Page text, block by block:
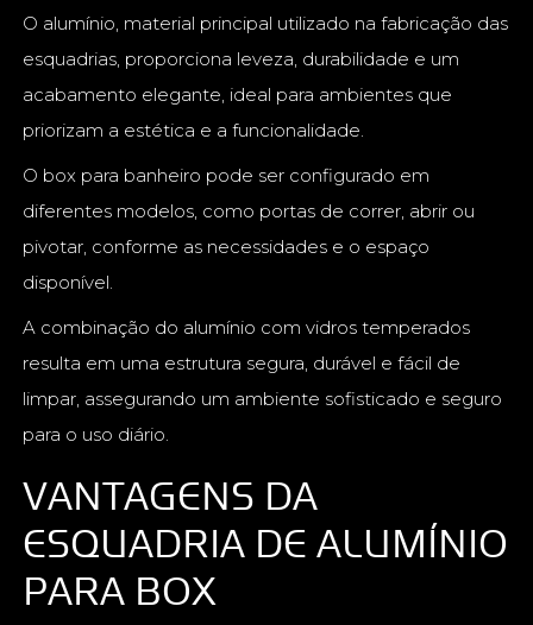
O alumínio, material principal utilizado na fabricação das
esquadrias, proporciona leveza, durabilidade e um
acabamento elegante, ideal para ambientes que
priorizam a estética e a funcionalidade.
O box para banheiro pode ser configurado em
diferentes modelos, como portas de correr, abrir ou
pivotar, conforme as necessidades e o espaço
disponível.
A combinação do alumínio com vidros temperados
resulta em uma estrutura segura, durável e fácil de
limpar, assegurando um ambiente sofisticado e seguro
para o uso diário.
VANTAGENS DA
ESQUADRIA DE ALUMÍNIO
PARA BOX